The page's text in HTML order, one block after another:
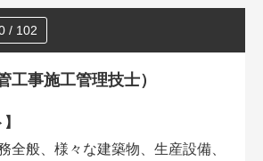
/ 102
工事施工管理技士）
全般、様々な建築物、生産設備、